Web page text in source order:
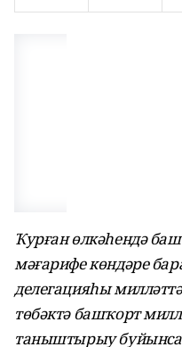
Ҡурған өлкәһендә
мәғарифе көндәре
делегацияһы
төбәктә башҡорт
таныштырыу буйынса